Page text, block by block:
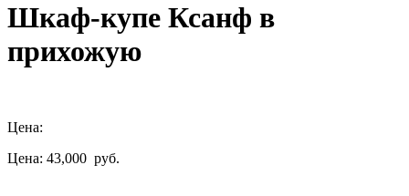
Шкаф-купе Ксанф в
прихожую
Цена:
Цена: 43,000 руб.